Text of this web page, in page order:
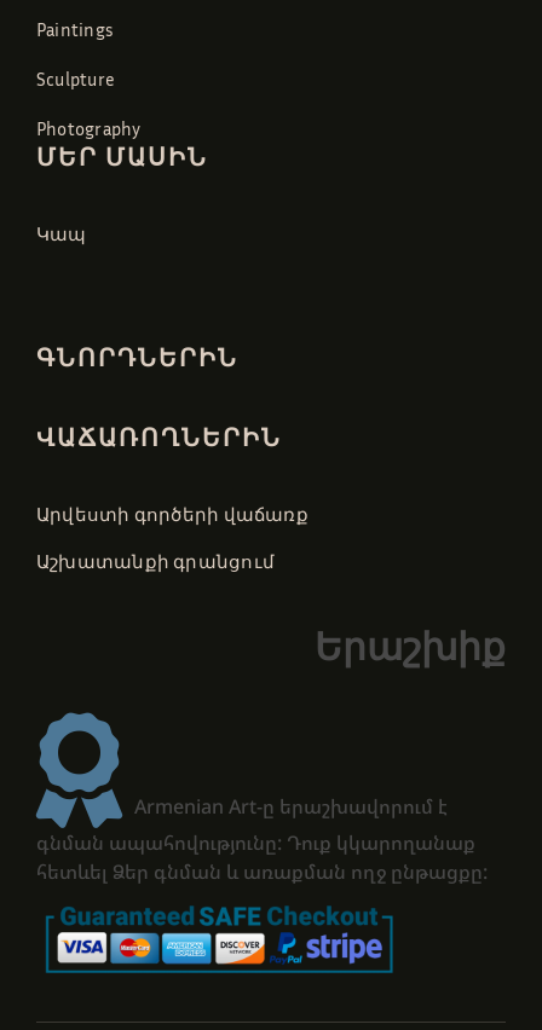
Paintings
Sculpture
Photography
ՄԵՐ ՄԱՍԻՆ
Կապ
ԳՆՈՐԴՆԵՐԻՆ
ՎԱՃԱՌՈՂՆԵՐԻՆ
Արվեստի գործերի վաճառք
Աշխատանքի գրանցում
Երաշխիք
Armenian Art-ը երաշխավորում է
գնման ապահովությունը: Դուք կկարողանաք
հետևել Ձեր գնման և առաքման ողջ ընթացքը: